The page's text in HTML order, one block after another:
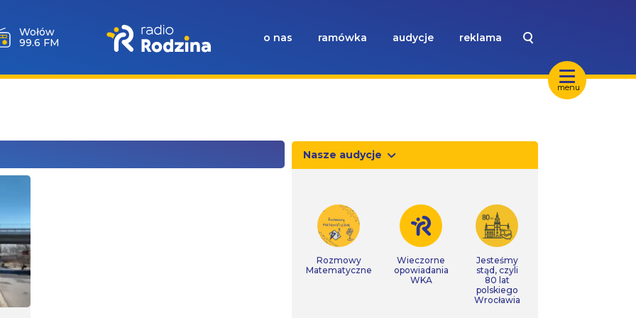
menu
Milicz
88.5 FM
o nas ramówka audycje reklama
Nasze audycje
Rozmowy
Matematyczne
Wieczorne
opowiadania
WKA
Jesteśmy
stąd, czyli
80 lat
polskiego
Wrocławia